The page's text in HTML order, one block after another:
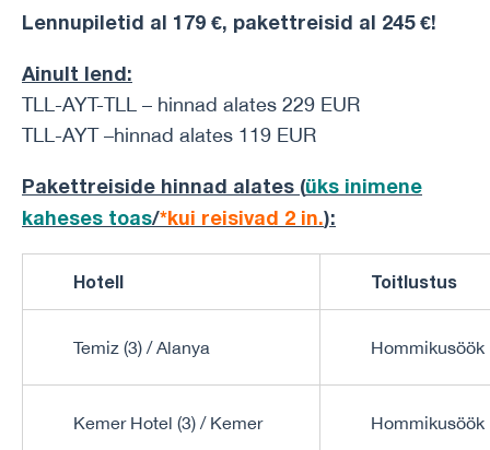
Lennupiletid al 179 €, pakettreisid al 245 €!
Ainult lend:
TLL-AYT-TLL – hinnad alates 229 EUR
TLL-AYT –hinnad alates 119 EUR
Pakettreiside hinnad alates (üks inimene
kaheses toas/*kui reisivad 2 in.):
Hotell Toitlustus
Temiz (3) / Alanya Hommikusöök
Kemer Hotel (3) / Kemer Hommikusöök